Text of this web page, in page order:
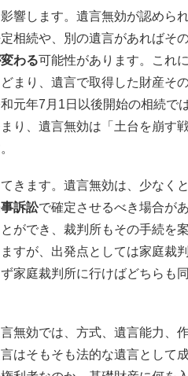
響します。遺言無効が認めら
相続や、別の遺言があればそ
わる可能性があります。これ
まり、遺言で取得した財産そ
元年7月1日以後開始の相続で
り、遺言無効は「土台を崩す
きます。遺言無効は、少なく
事訴訟で確定させるべき場合が
ができ、裁判所もその手続を
すが、出発点としては家庭裁
家庭裁判所に行けばどちらも
無効では、方式、遺言能力、
はそもそも法的な遺言として